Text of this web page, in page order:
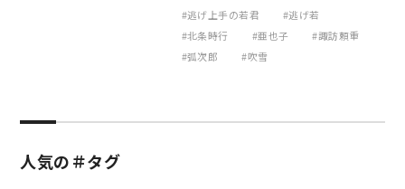
逃げ上手の若君
逃げ若
北条時行
亜也子
諏訪頼重
弧次郎
吹雪
人気の＃タグ